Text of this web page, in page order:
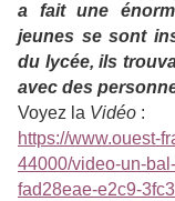
a fait une
jeunes se sont
du lycée, ils
avec des
Voyez la Vidéo :
https://www.ouest-
44000/video-un-
fad28eae-e2c9-